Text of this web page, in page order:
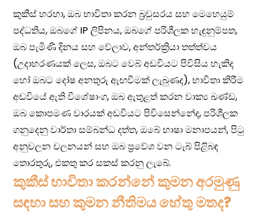
කුකීස් භාවිතා කරන්නේ කුමන අරමුණු
සඳහා සහ කුමන නීතිමය හේතු මතද?